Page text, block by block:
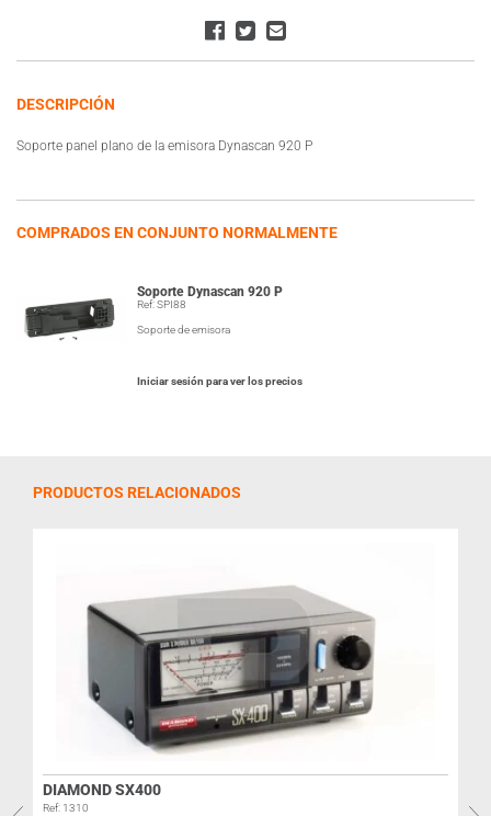
DESCRIPCIÓN
Soporte panel plano de la emisora Dynascan 920 P
COMPRADOS EN CONJUNTO NORMALMENTE
Soporte Dynascan 920 P
Ref: SPI88
Soporte de emisora
Iniciar sesión para ver los precios
PRODUCTOS RELACIONADOS
DIAMOND SX400
Ref: 1310